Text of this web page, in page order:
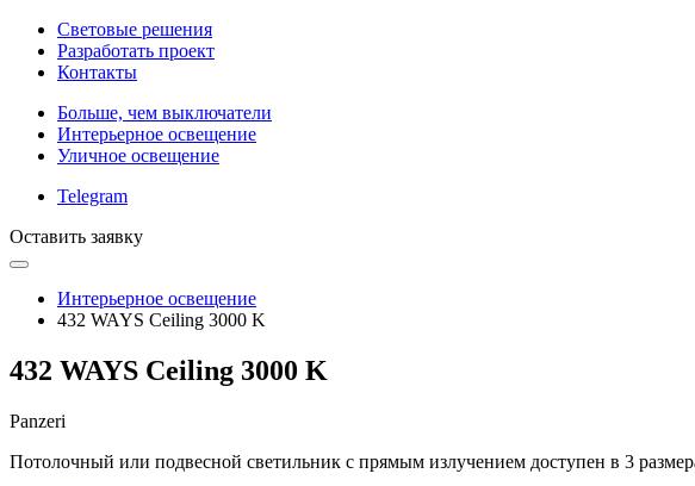
Световые решения
Разработать проект
Контакты
Больше, чем выключатели
Интерьерное освещение
Уличное освещение
Telegram
Оставить заявку
Интерьерное освещение
432 WAYS Ceiling 3000 K
432 WAYS Ceiling 3000 K
Panzeri
Потолочный или подвесной светильник с прямым излучением доступен в 3